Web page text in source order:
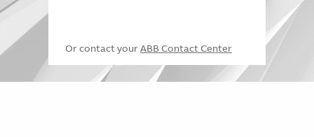
Or contact your ABB Contact Center